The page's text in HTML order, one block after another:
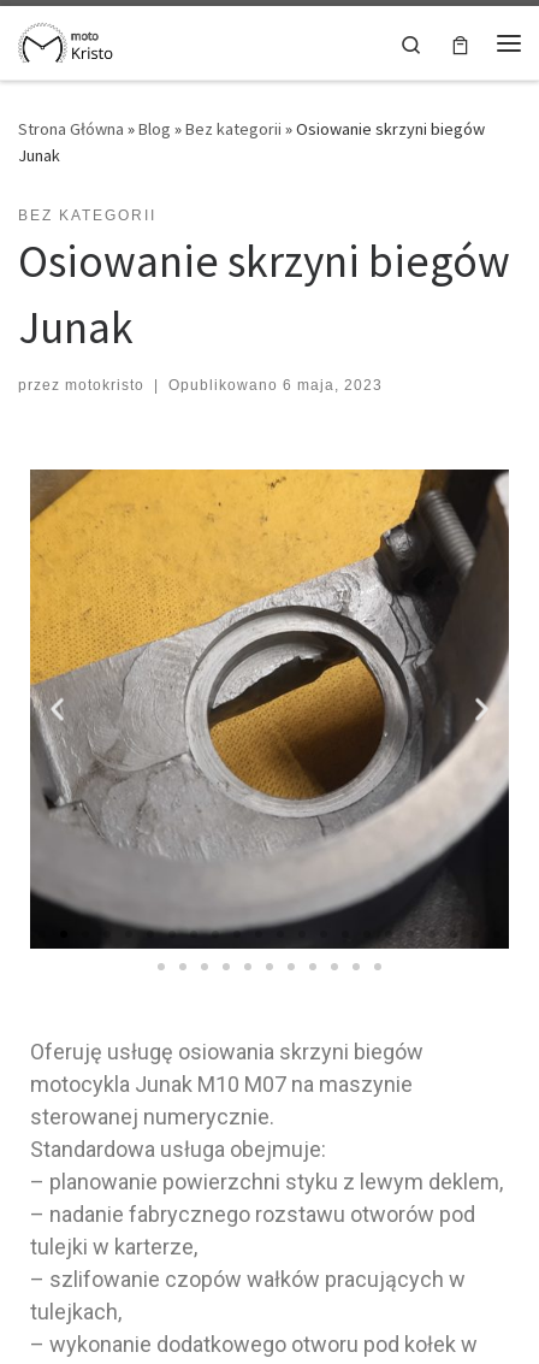
Skip to content Search
Strona Główna »Blog »Bez kategorii »Osiowanie skrzyni biegów
Junak
BEZ KATEGORII
Osiowanie skrzyni biegów
Junak
przez motokristo | Opublikowano 6 maja, 2023
Oferuję usługę osiowania skrzyni biegów
motocykla Junak M10 M07 na maszynie
sterowanej numerycznie.
Standardowa usługa obejmuje:
– planowanie powierzchni styku z lewym deklem,
– nadanie fabrycznego rozstawu otworów pod
tulejki w karterze,
– szlifowanie czopów wałków pracujących w
tulejkach,
– wykonanie dodatkowego otworu pod kołek w